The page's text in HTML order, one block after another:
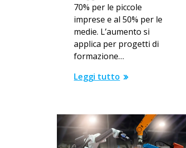
70% per le piccole
imprese e al 50% per le
medie. L’aumento si
applica per progetti di
formazione…
Leggi tutto